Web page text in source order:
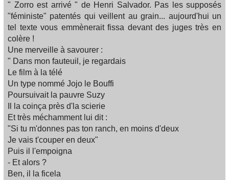
" Zorro est arrivé " de Henri Salvador. Pas les supposés
"féministe" patentés qui veillent au grain... aujourd'hui un
tel texte vous emmènerait fissa devant des juges très en
colère !
Une merveille à savourer :
" Dans mon fauteuil, je regardais
Le film à la télé
Un type nommé Jojo le Bouffi
Poursuivait la pauvre Suzy
Il la coinça près d'la scierie
Et très méchamment lui dit :
"Si tu m'donnes pas ton ranch, en moins d'deux
Je vais t'couper en deux"
Puis il l'empoigna
- Et alors ?
Ben, il la ficela